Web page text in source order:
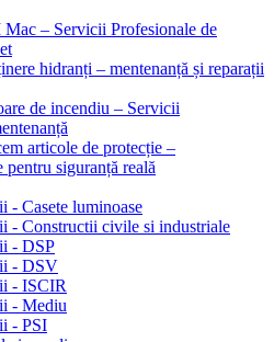
– Servicii Profesionale de
hidranți – mentenanță și reparații
de incendiu – Servicii
articole de protecție –
pentru siguranță reală
- Casete luminoase
- Constructii civile si industriale
- DSP
- DSV
- ISCIR
- Mediu
- PSI